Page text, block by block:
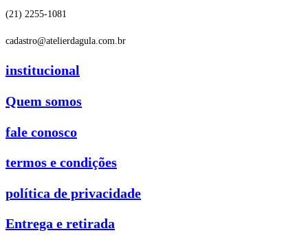
(21) 2255-1081
cadastro@atelierdagula.com.br
institucional
Quem somos
fale conosco
termos e condições
política de privacidade
Entrega e retirada